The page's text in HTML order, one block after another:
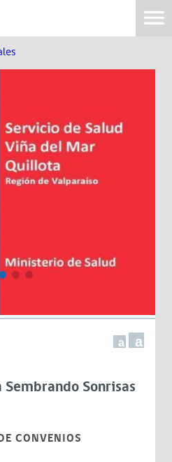
a a
Sonrisas
CONVENIOS